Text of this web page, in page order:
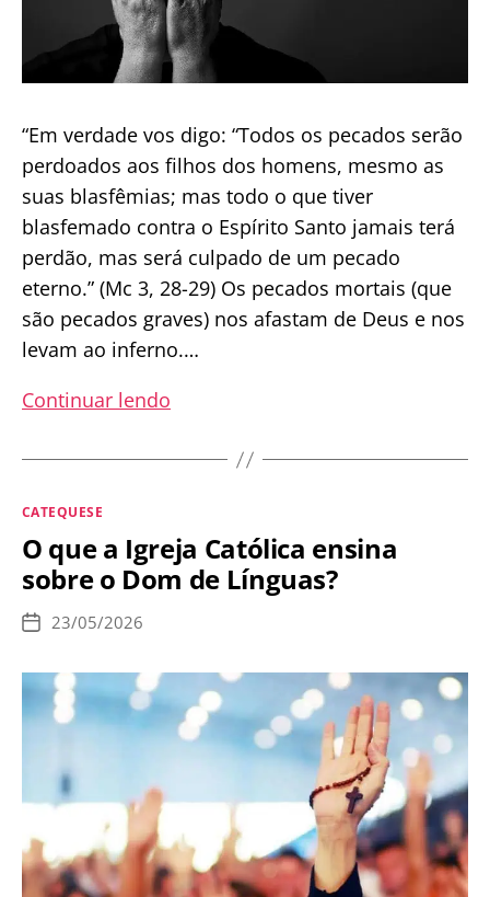
“Em verdade vos digo: “Todos os pecados serão
perdoados aos filhos dos homens, mesmo as
suas blasfêmias; mas todo o que tiver
blasfemado contra o Espírito Santo jamais terá
perdão, mas será culpado de um pecado
eterno.” (Mc 3, 28-29) Os pecados mortais (que
são pecados graves) nos afastam de Deus e nos
levam ao inferno.…
Continuar lendo
PECADOS
ESPÍRITO
SANTO
Categorias
CATEQUESE
O que a Igreja Católica ensina
sobre o Dom de Línguas?
Data
publicação
23/05/2026